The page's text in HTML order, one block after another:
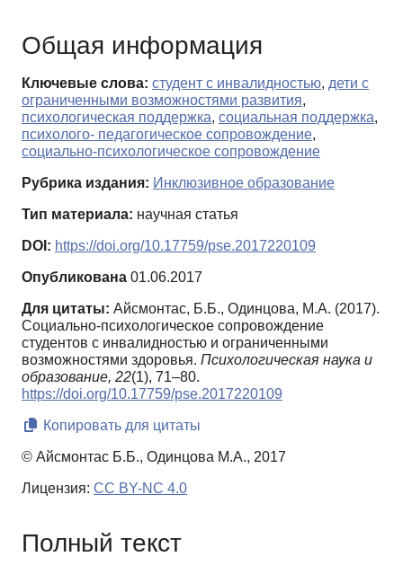
Общая информация
Ключевые слова: студент с инвалидностью, дети с
ограниченными возможностями развития,
психологическая поддержка, социальная поддержка,
психолого- педагогическое сопровождение,
социально-психологическое сопровождение
Рубрика издания: Инклюзивное образование
Тип материала: научная статья
DOI: https://doi.org/10.17759/pse.2017220109
Опубликована 01.06.2017
Для цитаты: Айсмонтас, Б.Б., Одинцова, М.А. (2017).
Социально-психологическое сопровождение
студентов с инвалидностью и ограниченными
возможностями здоровья. Психологическая наука и
образование, 22(1), 71–80.
https://doi.org/10.17759/pse.2017220109
Копировать для цитаты
© Айсмонтас Б.Б., Одинцова М.А., 2017
Лицензия: CC BY-NC 4.0
Полный текст